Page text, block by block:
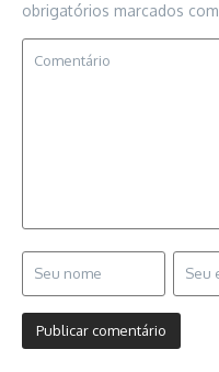
obrigatórios marcados com